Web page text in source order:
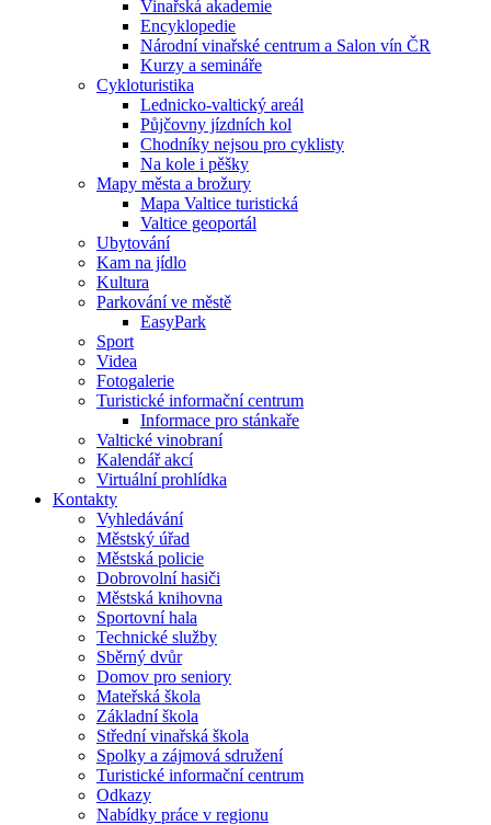
Vinařská akademie
Encyklopedie
Národní vinařské centrum a Salon vín ČR
Kurzy a semináře
Cykloturistika
Lednicko-valtický areál
Půjčovny jízdních kol
Chodníky nejsou pro cyklisty
Na kole i pěšky
Mapy města a brožury
Mapa Valtice turistická
Valtice geoportál
Ubytování
Kam na jídlo
Kultura
Parkování ve městě
EasyPark
Sport
Videa
Fotogalerie
Turistické informační centrum
Informace pro stánkaře
Valtické vinobraní
Kalendář akcí
Virtuální prohlídka
Kontakty
Vyhledávání
Městský úřad
Městská policie
Dobrovolní hasiči
Městská knihovna
Sportovní hala
Technické služby
Sběrný dvůr
Domov pro seniory
Mateřská škola
Základní škola
Střední vinařská škola
Spolky a zájmová sdružení
Turistické informační centrum
Odkazy
Nabídky práce v regionu